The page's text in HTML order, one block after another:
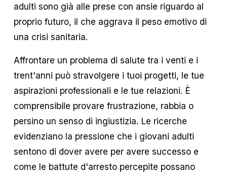
adulti sono già alle prese con ansie riguardo al
proprio futuro, il che aggrava il peso emotivo di
una crisi sanitaria.
Affrontare un problema di salute tra i venti e i
trent'anni può stravolgere i tuoi progetti, le tue
aspirazioni professionali e le tue relazioni. È
comprensibile provare frustrazione, rabbia o
persino un senso di ingiustizia. Le ricerche
evidenziano la pressione che i giovani adulti
sentono di dover avere per avere successo e
come le battute d'arresto percepite possano